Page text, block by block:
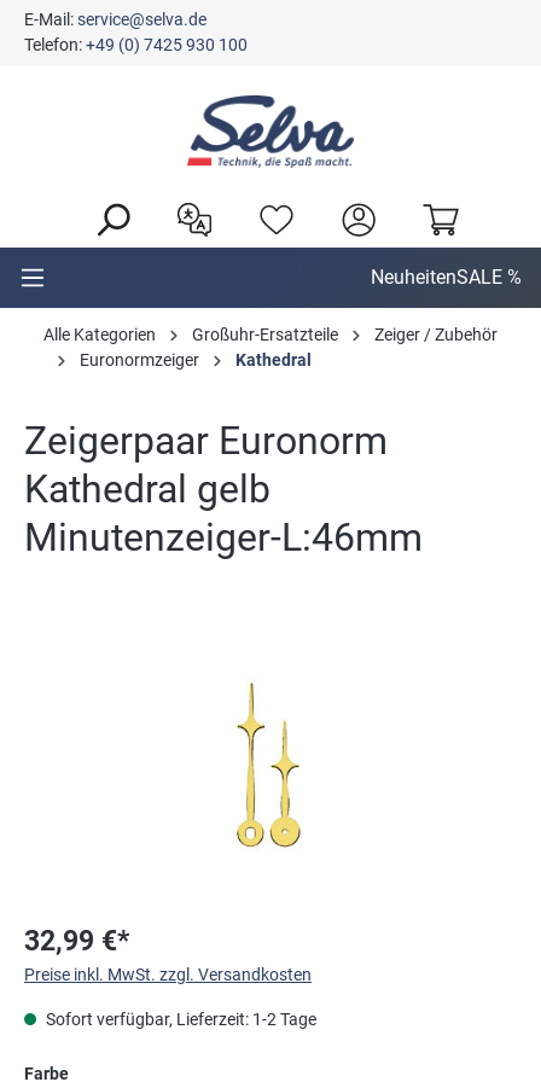
springen
E-Mail:service@selva.de
Telefon:+49 (0) 7425 930 100
NeuheitenSALE %
Alle Kategorien Großuhr-Ersatzteile
Zeiger / Zubehör
Euronormzeiger
Kathedral
Zeigerpaar Euronorm
Kathedral gelb
Minutenzeiger-L:46mm
32,99 €*
Preise inkl. MwSt. zzgl. Versandkosten
Sofort verfügbar, Lieferzeit: 1-2 Tage
Farbeauswählen